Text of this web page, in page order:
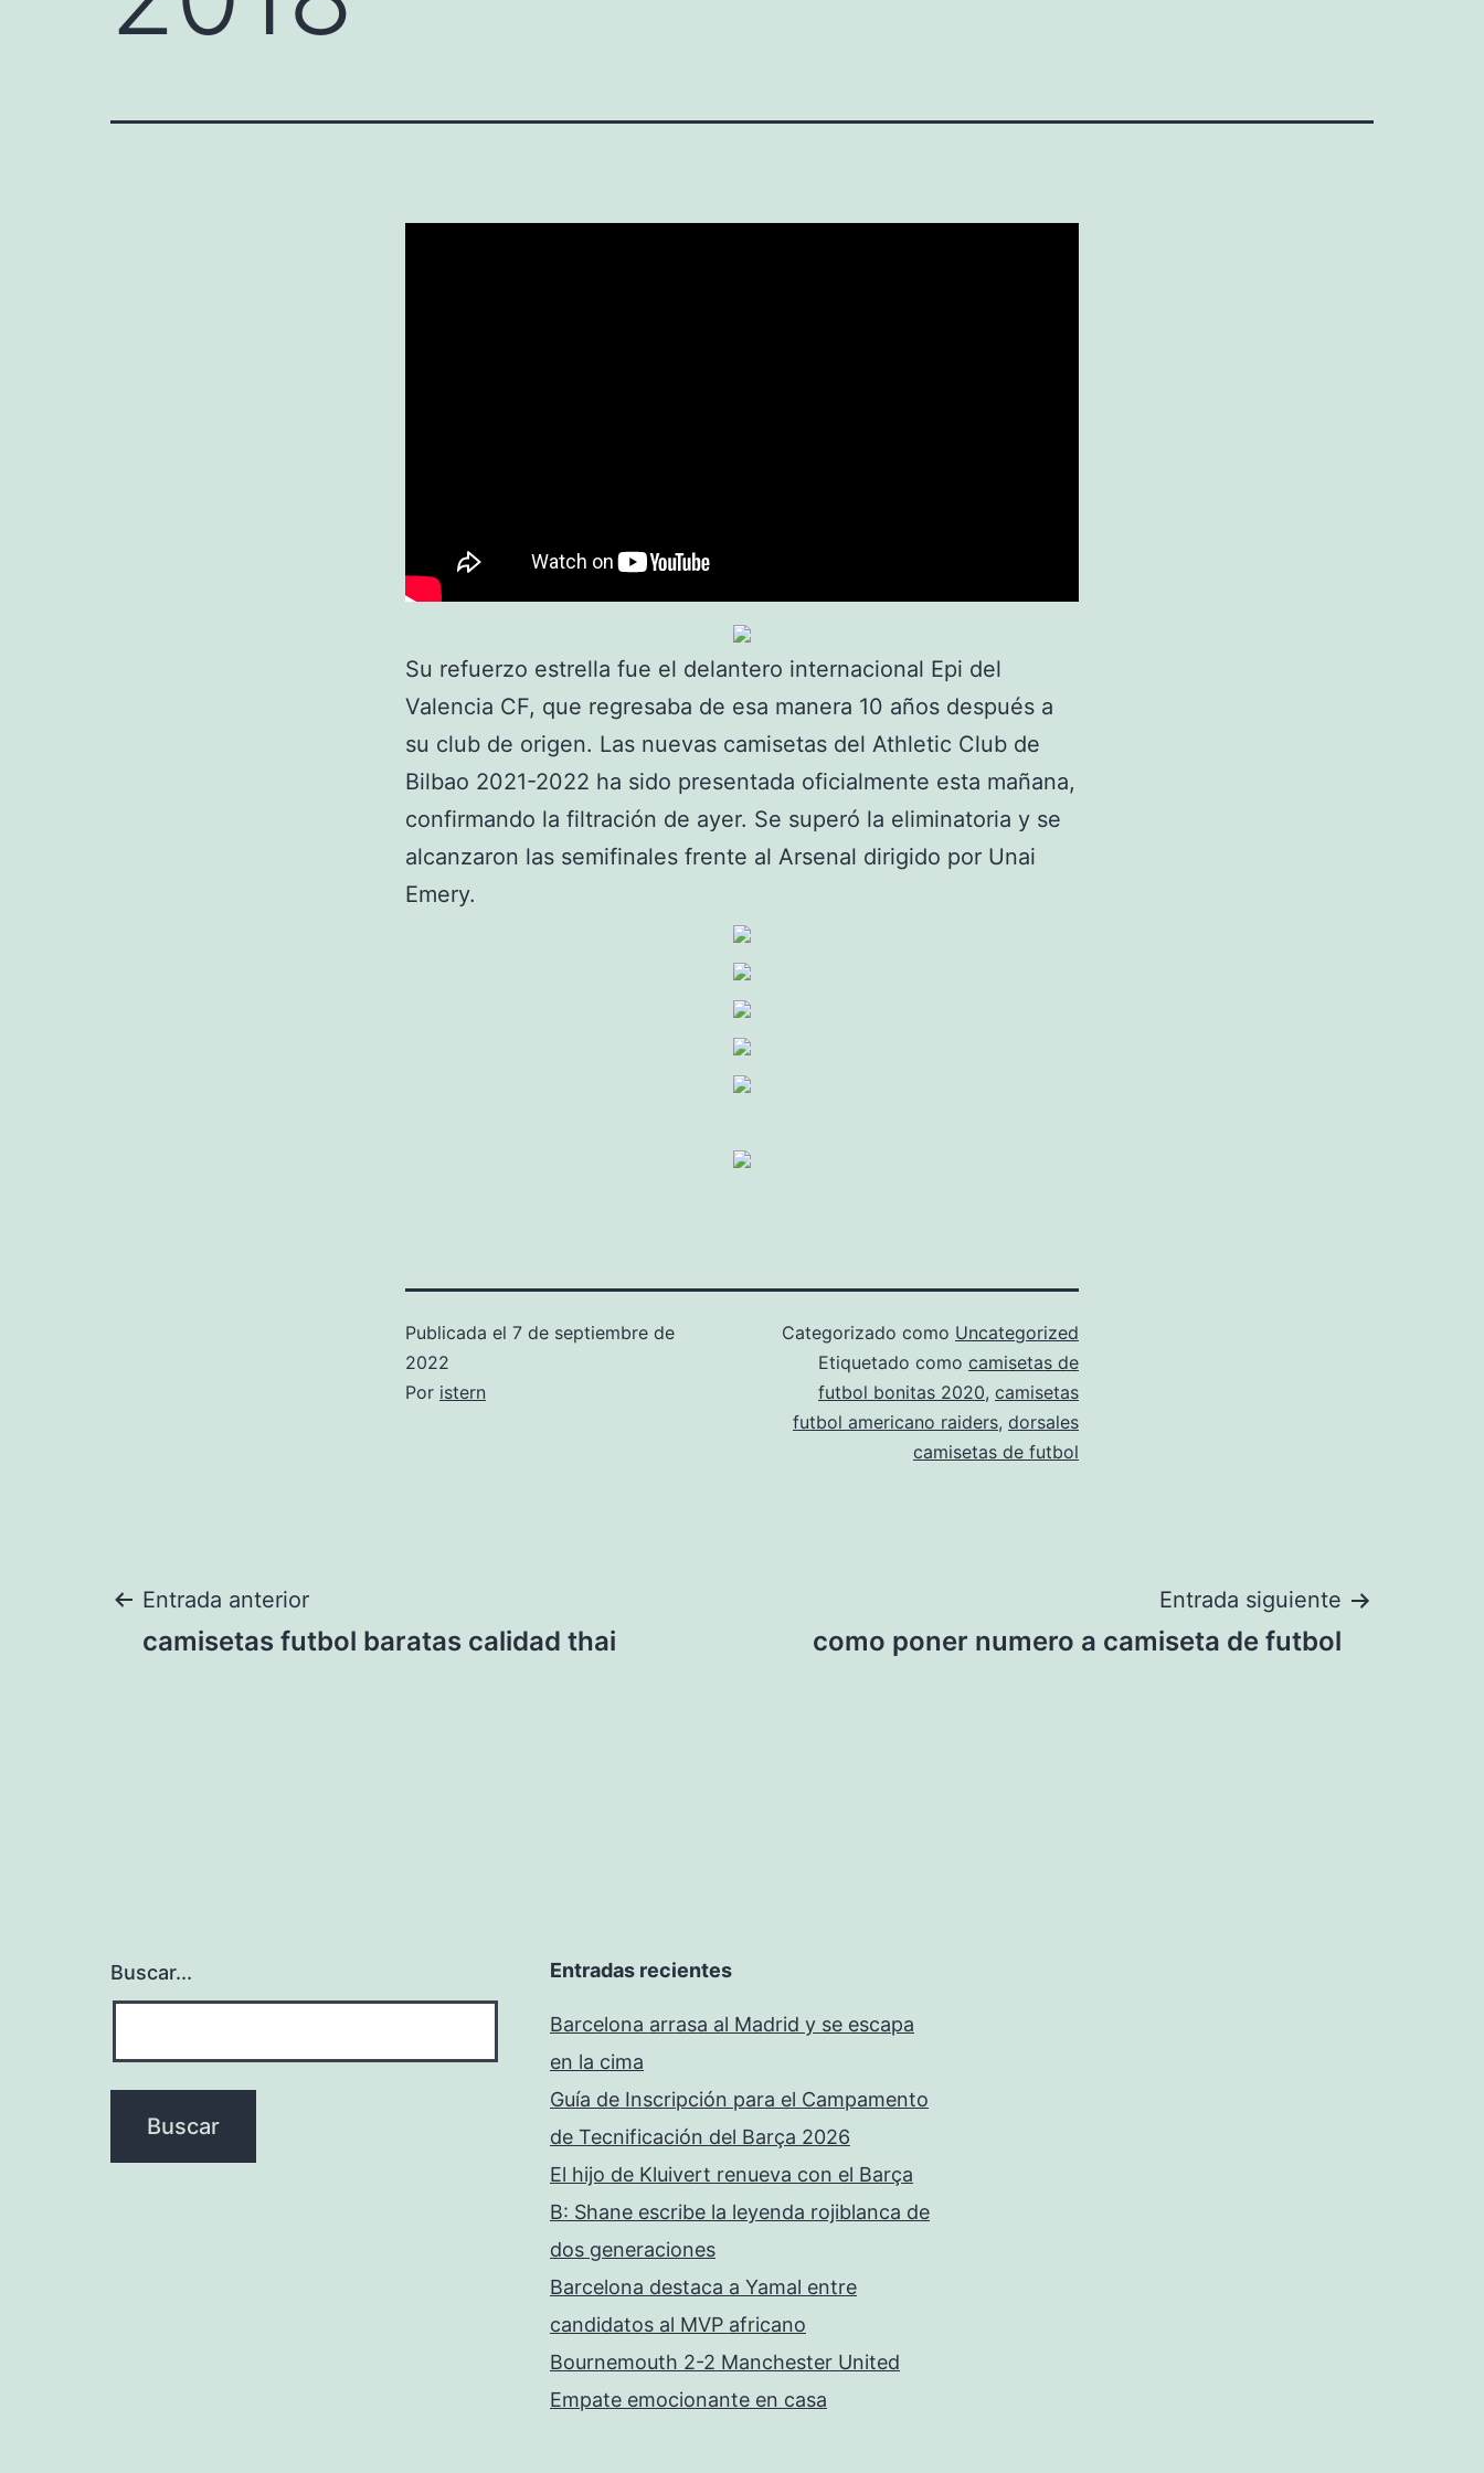
Su refuerzo estrella fue el delantero internacional Epi del
Valencia CF, que regresaba de esa manera 10 años después a
su club de origen. Las nuevas camisetas del Athletic Club de
Bilbao 2021-2022 ha sido presentada oficialmente esta mañana,
confirmando la filtración de ayer. Se superó la eliminatoria y se
alcanzaron las semifinales frente al Arsenal dirigido por Unai
Emery.
Publicada el 7 de septiembre de
2022
Por istern
Categorizado como Uncategorized
Etiquetado como camisetas de
futbol bonitas 2020, camisetas
futbol americano raiders, dorsales
camisetas de futbol
Navegación
Entrada anterior
camisetas futbol baratas calidad thai
Entrada siguiente
como poner numero a camiseta de futbol
Buscar... Entradas recientes
Barcelona arrasa al Madrid y se escapa
en la cima
Guía de Inscripción para el Campamento
de Tecnificación del Barça 2026
El hijo de Kluivert renueva con el Barça
B: Shane escribe la leyenda rojiblanca de
dos generaciones
Barcelona destaca a Yamal entre
candidatos al MVP africano
Bournemouth 2-2 Manchester United
Empate emocionante en casa